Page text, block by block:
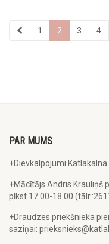
1 2 3 4
PAR MUMS
+Dievkalpojumi
+Mācītājs Andris Krauliņš
plkst.17.00-18.00
+Draudzes priekšnieka
saziņai: